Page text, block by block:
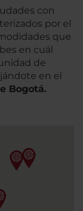
con
por el
que
en cuál
de
en el
Bogotá.